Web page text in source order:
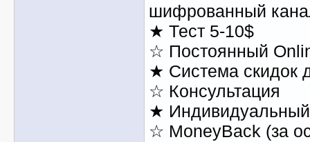
шифрованный
★ Тест 5-10$
☆ Постоянный
★ Система скидок
☆ Консультация
★ Индивидуальный
☆ MoneyBack (за